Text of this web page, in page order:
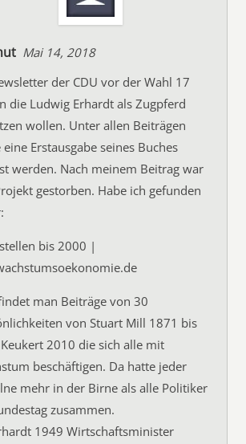
Mai 14, 2018
der CDU vor der Wahl 17
die Ludwig Erhardt als Zugpferd
wollen. Unter allen Beiträgen
Erstausgabe seines Buches
werden. Nach meinem Beitrag war
gestorben. Habe ich gefunden
bis 2000 |
man Beiträge von 30
von Stuart Mill 1871 bis
2010 die sich alle mit
beschäftigen. Da hatte jeder
mehr in der Birne als alle Politiker
zusammen.
1949 Wirtschaftsminister